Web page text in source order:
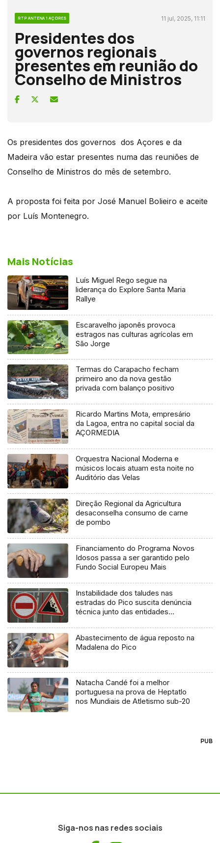
RTP ANTENA 1 AÇORES 11 jul, 2025, 11:11
Presidentes dos
governos regionais
presentes em reunião do
Conselho de Ministros
Os presidentes dos governos dos Açores e da
Madeira vão estar presentes numa das reuniões de
Conselho de Ministros do mês de setembro.
A proposta foi feita por José Manuel Bolieiro e aceite
por Luís Montenegro.
Mais Notícias
Luís Miguel Rego segue na
liderança do Explore Santa Maria
Rallye
Escaravelho japonês provoca
estragos nas culturas agrícolas em
São Jorge
Termas do Carapacho fecham
primeiro ano da nova gestão
privada com balanço positivo
Ricardo Martins Mota, empresário
da Lagoa, entra no capital social da
AÇORMEDIA
Orquestra Nacional Moderna e
músicos locais atuam esta noite no
Auditório das Velas
Direção Regional da Agricultura
desaconselha consumo de carne
de pombo
Financiamento do Programa Novos
Idosos passa a ser garantido pelo
Fundo Social Europeu Mais
Instabilidade dos taludes nas
estradas do Pico suscita denúncia
técnica junto das entidades
Abastecimento de água reposto na
Madalena do Pico
Natacha Candé foi a melhor
portuguesa na prova de Heptatlo
nos Mundiais de Atletismo sub-20
PUB
Siga-nos nas redes sociais